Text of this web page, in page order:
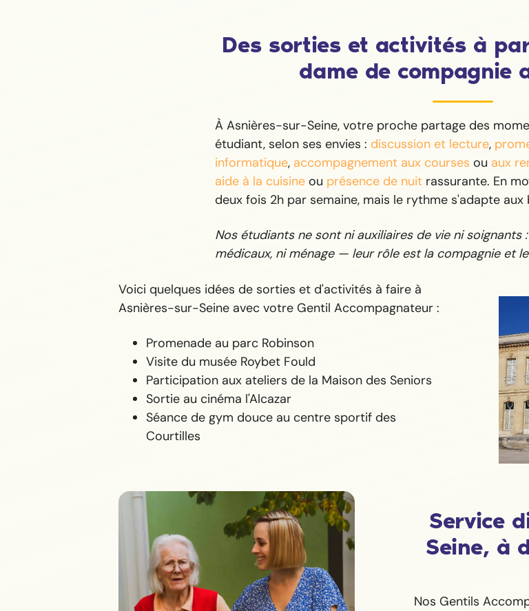
Des sorties et activités à
dame de compagnie
À Asnières-sur-Seine, votre proche partage des
étudiant, selon ses envies : discussion et lecture,
informatique, accompagnement aux courses ou aux
aide à la cuisine ou présence de nuit rassurante. En
deux fois 2h par semaine, mais le rythme s'adapte
Nos étudiants ne sont ni auxiliaires de vie ni soignants
médicaux, ni ménage — leur rôle est la compagnie et
Voici quelques idées de sorties et d'activités à faire à
Asnières-sur-Seine avec votre Gentil Accompagnateur :
Promenade au parc Robinson
Visite du musée Roybet Fould
Participation aux ateliers de la Maison des Seniors
Sortie au cinéma l'Alcazar
Séance de gym douce au centre sportif des
Courtilles
Service
Seine, à
Nos Gentils